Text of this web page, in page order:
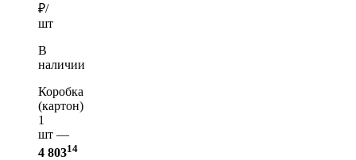
₽/
шт
В
наличии
Коробка
(картон)
1
шт —
4 80314